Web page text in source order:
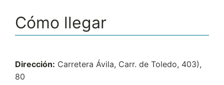
Cómo llegar
Dirección: Carretera Ávila, Carr. de Toledo, 403),
80